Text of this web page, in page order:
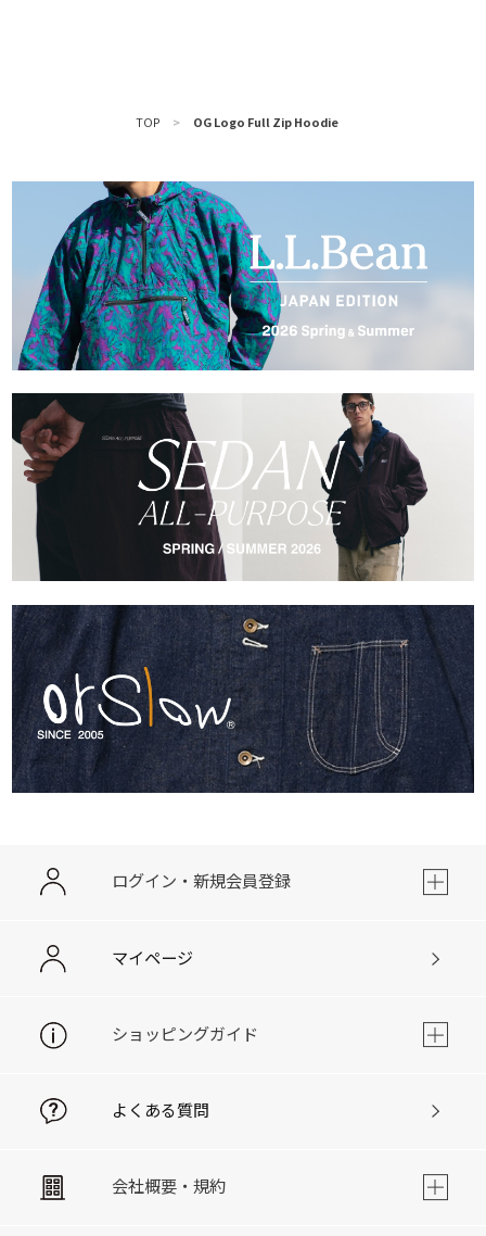
TOP > OG Logo Full Zip Hoodie
ログイン・新規会員登録
マイページ
ショッピングガイド
よくある質問
会社概要・規約